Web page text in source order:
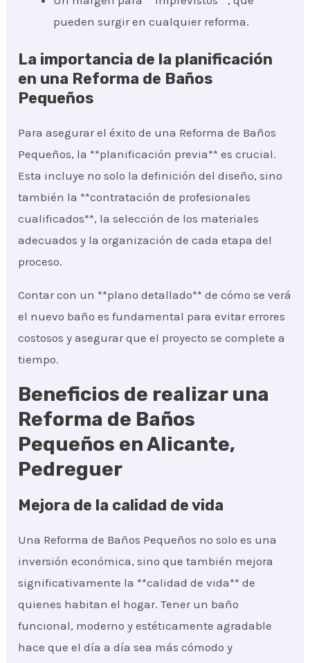
pueden surgir en cualquier reforma.
La importancia de la planificación
en una Reforma de Baños
Pequeños
Para asegurar el éxito de una Reforma de Baños
Pequeños, la **planificación previa** es crucial.
Esta incluye no solo la definición del diseño, sino
también la **contratación de profesionales
cualificados**, la selección de los materiales
adecuados y la organización de cada etapa del
proceso.
Contar con un **plano detallado** de cómo se verá
el nuevo baño es fundamental para evitar errores
costosos y asegurar que el proyecto se complete a
tiempo.
Beneficios de realizar una
Reforma de Baños
Pequeños en Alicante,
Pedreguer
Mejora de la calidad de vida
Una Reforma de Baños Pequeños no solo es una
inversión económica, sino que también mejora
significativamente la **calidad de vida** de
quienes habitan el hogar. Tener un baño
funcional, moderno y estéticamente agradable
hace que el día a día sea más cómodo y